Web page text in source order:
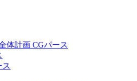
体計画 CGパース
ス